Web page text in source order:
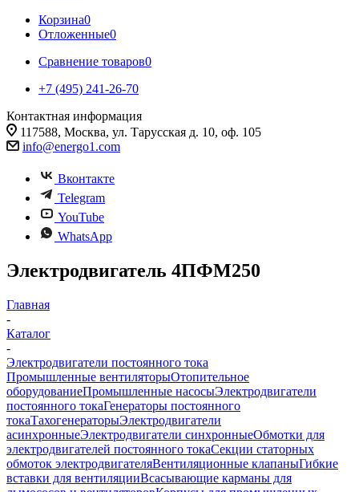
Корзина0
Отложенные0
Сравнение товаров0
+7 (495) 241-26-70
Контактная информация
117588, Москва, ул. Тарусская д. 10, оф. 105
info@energo1.com
Вконтакте
Telegram
YouTube
WhatsApp
Электродвигатель 4ПФМ250
Главная
-
Каталог
-
Электродвигатели постоянного тока
Промышленные вентиляторыОтопительное
оборудованиеПромышленные насосыЭлектродвигатели
постоянного токаГенераторы постоянного
токаТахогенераторыЭлектродвигатели
асинхронныеЭлектродвигатели синхронныеОбмотки для
электродвигателей постоянного токаСекции статорных
обмоток электродвигателяВентиляционные клапаныГибкие
вставки для вентиляцииВсасывающие карманы для